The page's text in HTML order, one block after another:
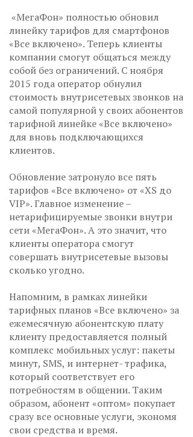
«МегаФон» полностью обновил
линейку тарифов для смартфонов
«Все включено». Теперь клиенты
компании смогут общаться между
собой без ограничений. С ноября
2015 года оператор обнулил
стоимость внутрисетевых звонков на
самой популярной у своих абонентов
тарифной линейке «Все включено»
для вновь подключающихся
клиентов.
Обновление затронуло все пять
тарифов «Все включено» от «XS до
VIP». Главное изменение –
нетарифицируемые звонки внутри
сети «МегаФон». А это значит, что
клиенты оператора смогут
совершать внутрисетевые вызовы
сколько угодно.
Напомним, в рамках линейки
тарифных планов «Все включено» за
ежемесячную абонентскую плату
клиенту предоставляется полный
комплекс мобильных услуг: пакеты
минут, SMS, и интернет- трафика,
который соответствует его
потребностям в общении. Таким
образом, абонент «оптом» покупает
сразу все основные услуги, экономя
свои средства и время.